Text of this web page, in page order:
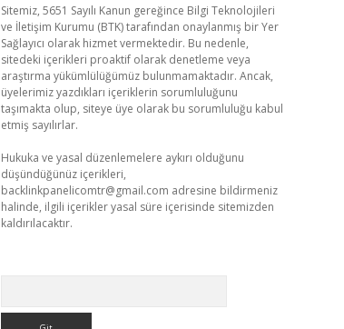
Sitemiz, 5651 Sayılı Kanun gereğince Bilgi Teknolojileri
ve İletişim Kurumu (BTK) tarafından onaylanmış bir Yer
Sağlayıcı olarak hizmet vermektedir. Bu nedenle,
sitedeki içerikleri proaktif olarak denetleme veya
araştırma yükümlülüğümüz bulunmamaktadır. Ancak,
üyelerimiz yazdıkları içeriklerin sorumluluğunu
taşımakta olup, siteye üye olarak bu sorumluluğu kabul
etmiş sayılırlar.
Hukuka ve yasal düzenlemelere aykırı olduğunu
düşündüğünüz içerikleri,
backlinkpanelicomtr@gmail.com adresine bildirmeniz
halinde, ilgili içerikler yasal süre içerisinde sitemizden
kaldırılacaktır.